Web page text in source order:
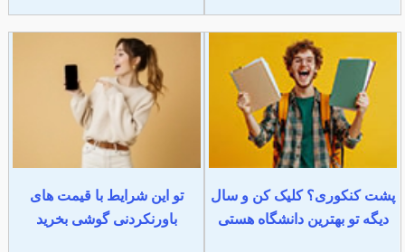
پشت کنکوری؟ کلیک کن و سال
دیگه تو بهترین دانشگاه هستی
تو این شرایط با قیمت های
باورنکردنی گوشی بخرید